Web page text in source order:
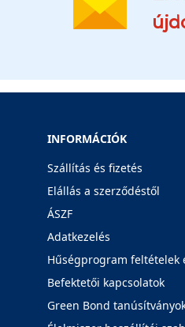
INFORMÁCIÓK
Szállítás és fizetés
Elállás a szerződéstől
ÁSZF
Adatkezelés
Hűségprogram feltételek
Befektetői kapcsolatok
Green Bond